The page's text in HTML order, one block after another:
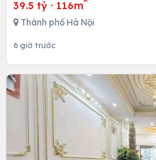
39.5 tỷ · 116m
Thành phố Hà Nội
6 giờ trước